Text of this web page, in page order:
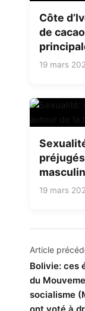
Côte
de
19 mars
19 mars
de
l’article
Article
Bolivie: ces
du
socialisme